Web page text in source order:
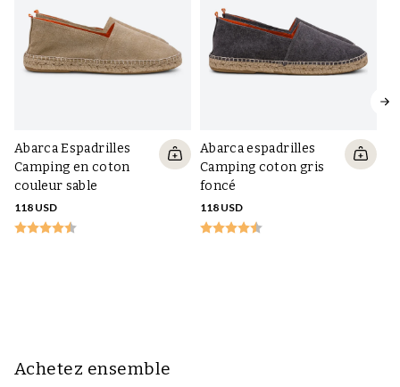
Abarca Espadrilles
Camping en coton
couleur sable
118 USD
Abarca espadrilles
Camping coton gris
foncé
118 USD
Achetez ensemble